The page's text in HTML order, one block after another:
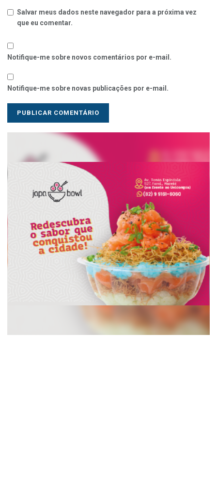
Salvar meus dados neste navegador para a próxima vez
que eu comentar.
Notifique-me sobre novos comentários por e-mail.
Notifique-me sobre novas publicações por e-mail.